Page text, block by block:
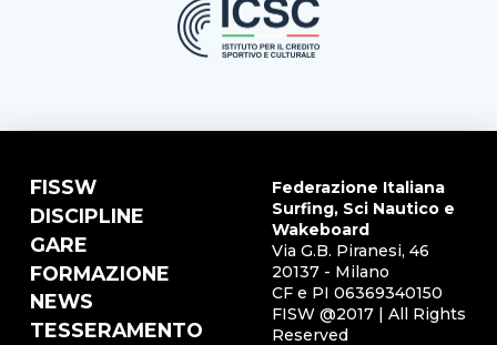
FISSW
DISCIPLINE
GARE
FORMAZIONE
NEWS
TESSERAMENTO
Federazione Italiana
Surfing, Sci Nautico e
Wakeboard
Via G.B. Piranesi, 46
20137 - Milano
CF e PI 06369340150
FISW @2017 | All Rights
Reserved